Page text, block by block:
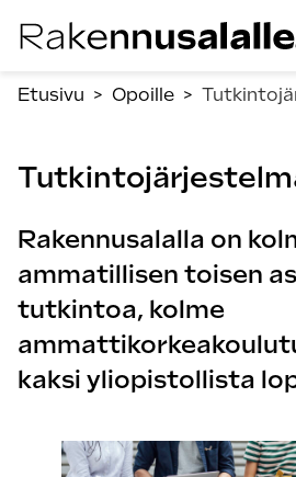
suoraan
sisältöön.
Etusivu > Opoille >
Rakennusalalla on
ammatillisen toisen
tutkintoa, kolme
kaksi yliopistollista